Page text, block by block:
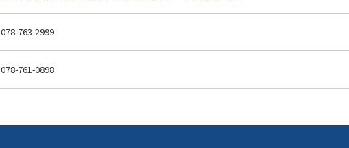
078-763-2999
078-761-0898